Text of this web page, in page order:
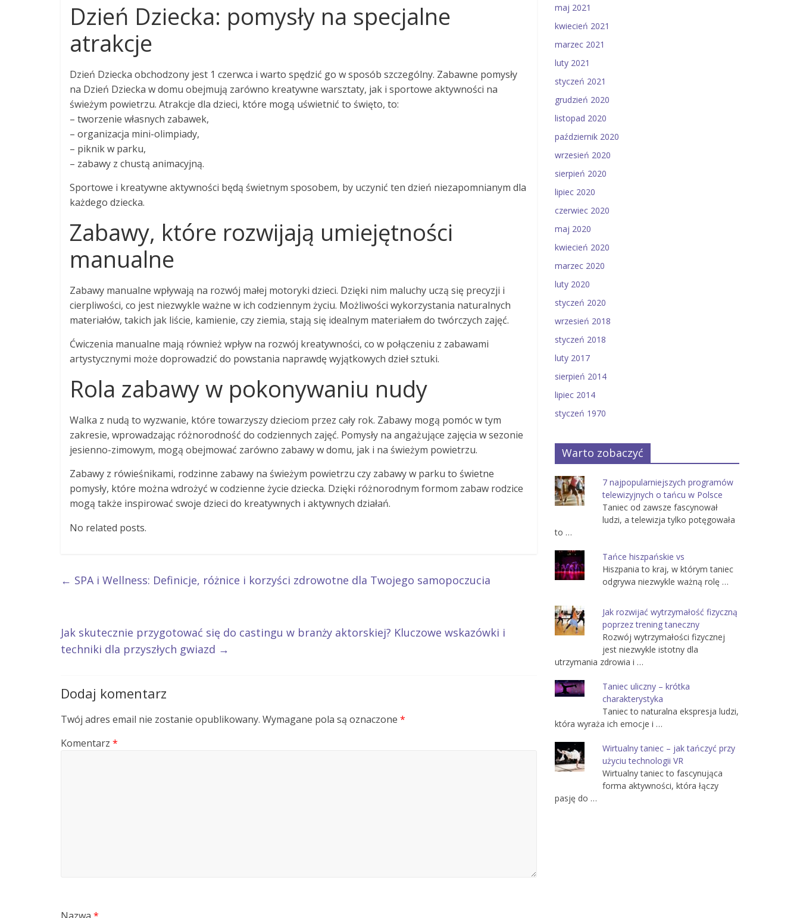
Dzień Dziecka: pomysły na specjalne
atrakcje
Dzień Dziecka obchodzony jest 1 czerwca i warto spędzić go w sposób szczególny. Zabawne pomysły
na Dzień Dziecka w domu obejmują zarówno kreatywne warsztaty, jak i sportowe aktywności na
świeżym powietrzu. Atrakcje dla dzieci, które mogą uświetnić to święto, to:
– tworzenie własnych zabawek,
– organizacja mini-olimpiady,
– piknik w parku,
– zabawy z chustą animacyjną.
Sportowe i kreatywne aktywności będą świetnym sposobem, by uczynić ten dzień niezapomnianym dla
każdego dziecka.
Zabawy, które rozwijają umiejętności
manualne
Zabawy manualne wpływają na rozwój małej motoryki dzieci. Dzięki nim maluchy uczą się precyzji i
cierpliwości, co jest niezwykle ważne w ich codziennym życiu. Możliwości wykorzystania naturalnych
materiałów, takich jak liście, kamienie, czy ziemia, stają się idealnym materiałem do twórczych zajęć.
Ćwiczenia manualne mają również wpływ na rozwój kreatywności, co w połączeniu z zabawami
artystycznymi może doprowadzić do powstania naprawdę wyjątkowych dzieł sztuki.
Rola zabawy w pokonywaniu nudy
Walka z nudą to wyzwanie, które towarzyszy dzieciom przez cały rok. Zabawy mogą pomóc w tym
zakresie, wprowadzając różnorodność do codziennych zajęć. Pomysły na angażujące zajęcia w sezonie
jesienno-zimowym, mogą obejmować zarówno zabawy w domu, jak i na świeżym powietrzu.
Zabawy z rówieśnikami, rodzinne zabawy na świeżym powietrzu czy zabawy w parku to świetne
pomysły, które można wdrożyć w codzienne życie dziecka. Dzięki różnorodnym formom zabaw rodzice
mogą także inspirować swoje dzieci do kreatywnych i aktywnych działań.
No related posts.
← SPA i Wellness: Definicje, różnice i korzyści zdrowotne dla Twojego samopoczucia
Jak skutecznie przygotować się do castingu w branży aktorskiej? Kluczowe wskazówki i
techniki dla przyszłych gwiazd →
Dodaj komentarz
Twój adres email nie zostanie opublikowany. Wymagane pola są oznaczone *
Komentarz *
maj 2021
kwiecień 2021
marzec 2021
luty 2021
styczeń 2021
grudzień 2020
listopad 2020
październik 2020
wrzesień 2020
sierpień 2020
lipiec 2020
czerwiec 2020
maj 2020
kwiecień 2020
marzec 2020
luty 2020
styczeń 2020
wrzesień 2018
styczeń 2018
luty 2017
sierpień 2014
lipiec 2014
styczeń 1970
Warto zobaczyć
7 najpopularniejszych programów
telewizyjnych o tańcu w Polsce
Taniec od zawsze fascynował
ludzi, a telewizja tylko potęgowała
to …
Tańce hiszpańskie vs
Hiszpania to kraj, w którym taniec
odgrywa niezwykle ważną rolę …
Jak rozwijać wytrzymałość fizyczną
poprzez trening taneczny
Rozwój wytrzymałości fizycznej
jest niezwykle istotny dla
utrzymania zdrowia i …
Taniec uliczny – krótka
charakterystyka
Taniec to naturalna ekspresja ludzi,
która wyraża ich emocje i …
Wirtualny taniec – jak tańczyć przy
użyciu technologii VR
Wirtualny taniec to fascynująca
forma aktywności, która łączy
pasję do …